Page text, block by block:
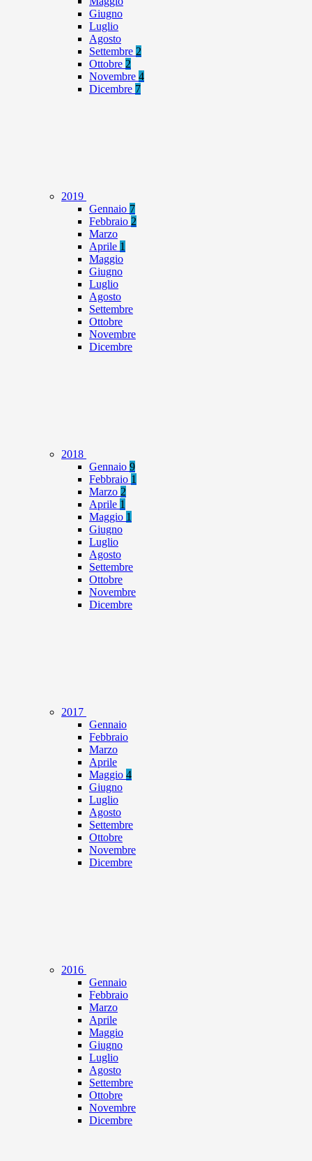
Giugno
Luglio
Agosto
Settembre 2
Ottobre 2
Novembre 4
Dicembre 7
2019
Gennaio 7
Febbraio 2
Marzo
Aprile 1
Maggio
Giugno
Luglio
Agosto
Settembre
Ottobre
Novembre
Dicembre
2018
Gennaio 9
Febbraio 1
Marzo 2
Aprile 1
Maggio 1
Giugno
Luglio
Agosto
Settembre
Ottobre
Novembre
Dicembre
2017
Gennaio
Febbraio
Marzo
Aprile
Maggio 4
Giugno
Luglio
Agosto
Settembre
Ottobre
Novembre
Dicembre
2016
Gennaio
Febbraio
Marzo
Aprile
Maggio
Giugno
Luglio
Agosto
Settembre
Ottobre
Novembre
Dicembre